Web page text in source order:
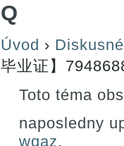
Q
Úvod ›
毕业证】
Toto téma
naposledny
wqaz.